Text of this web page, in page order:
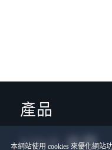
本網站使用 cookies 來優化網站
產品
VIVE 商務